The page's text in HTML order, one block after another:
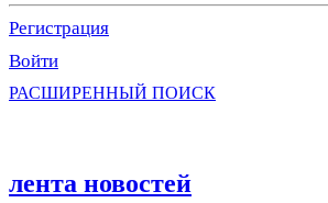
Регистрация
Войти
РАСШИРЕННЫЙ ПОИСК
лента новостей